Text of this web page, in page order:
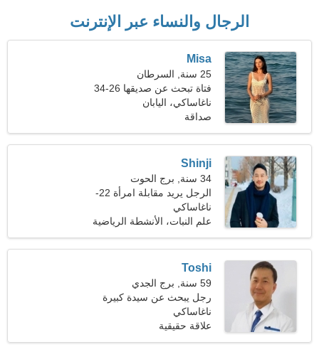
الرجال والنساء عبر الإنترنت
Misa
25 سنة, السرطان
فتاة تبحث عن صديقها 26-34
ناغاساكي، اليابان
صداقة
Shinji
34 سنة, برج الحوت
الرجل يريد مقابلة امرأة 22-
31
ناغاساكي
علم النبات، الأنشطة الرياضية
Toshi
59 سنة, برج الجدي
رجل يبحث عن سيدة كبيرة
ناغاساكي
علاقة حقيقية